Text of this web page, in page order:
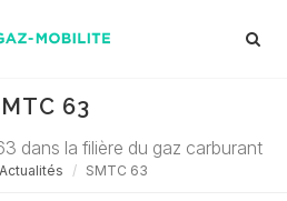
63
dans la filière du gaz carburant
Actualités SMTC 63